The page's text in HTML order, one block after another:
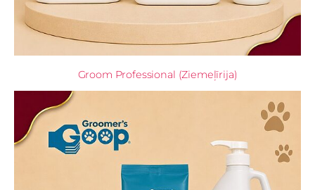
Groom Professional (Ziemeļīrija)